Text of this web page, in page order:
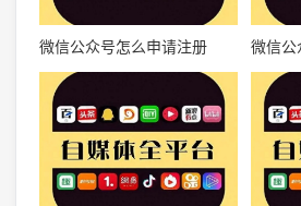
微信公众号怎么申请注册